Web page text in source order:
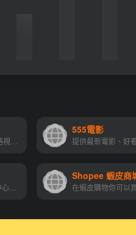
555電影
Shopee 蝦皮商